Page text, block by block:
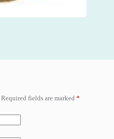
Required fields are marked *